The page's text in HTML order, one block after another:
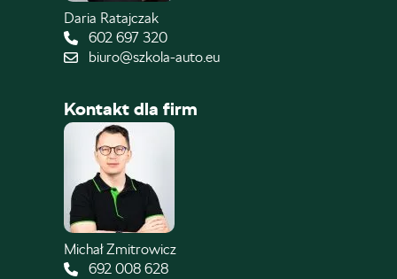
Daria Ratajczak
602 697 320
biuro@szkola-auto.eu
Kontakt dla firm
Michał Zmitrowicz
692 008 628